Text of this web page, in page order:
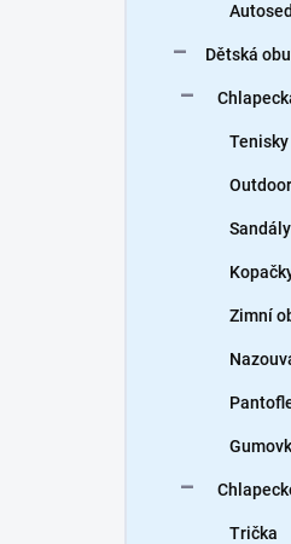
Dětská
Tenisky
Sandály
Zimní
Trička